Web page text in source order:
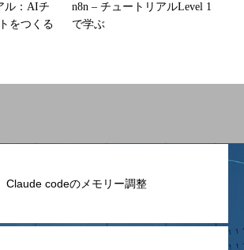
ル：AIチ
をつくる
n8n – チュートリアルLevel 1
で学ぶ
Claude codeのメモリー調整